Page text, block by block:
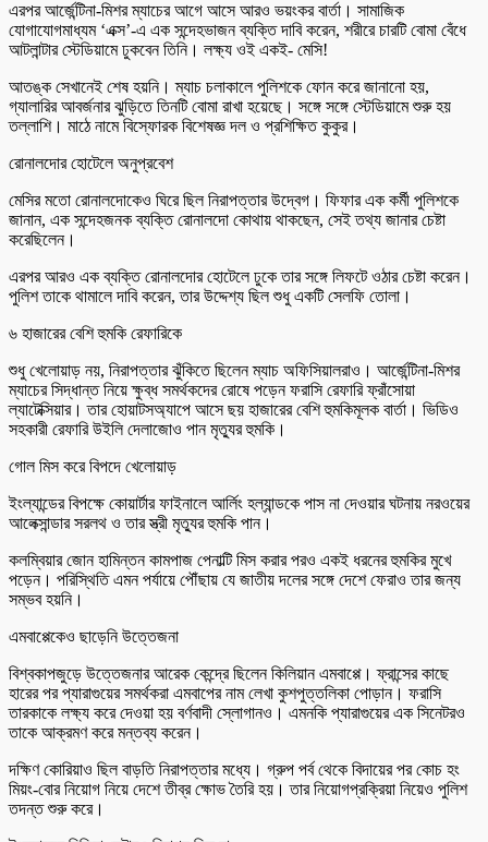
এরপর আর্জেন্টিনা-মিশর ম্যাচের আগে আসে আরও ভয়ংকর বার্তা। সামাজিক
যোগাযোগমাধ্যম ‘এক্স’-এ এক সন্দেহভাজন ব্যক্তি দাবি করেন, শরীরে চারটি বোমা বেঁধে
আটলান্টার স্টেডিয়ামে ঢুকবেন তিনি। লক্ষ্য ওই একই- মেসি!
আতঙ্ক সেখানেই শেষ হয়নি। ম্যাচ চলাকালে পুলিশকে ফোন করে জানানো হয়,
গ্যালারির আবর্জনার ঝুড়িতে তিনটি বোমা রাখা হয়েছে। সঙ্গে সঙ্গে স্টেডিয়ামে শুরু হয়
তল্লাশি। মাঠে নামে বিস্ফোরক বিশেষজ্ঞ দল ও প্রশিক্ষিত কুকুর।
রোনালদোর হোটেলে অনুপ্রবেশ
মেসির মতো রোনালদোকেও ঘিরে ছিল নিরাপত্তার উদ্বেগ। ফিফার এক কর্মী পুলিশকে
জানান, এক সন্দেহজনক ব্যক্তি রোনালদো কোথায় থাকছেন, সেই তথ্য জানার চেষ্টা
করেছিলেন।
এরপর আরও এক ব্যক্তি রোনালদোর হোটেলে ঢুকে তার সঙ্গে লিফটে ওঠার চেষ্টা করেন।
পুলিশ তাকে থামালে দাবি করেন, তার উদ্দেশ্য ছিল শুধু একটি সেলফি তোলা।
৬ হাজারের বেশি হুমকি রেফারিকে
শুধু খেলোয়াড় নয়, নিরাপত্তার ঝুঁকিতে ছিলেন ম্যাচ অফিসিয়ালরাও। আর্জেন্টিনা-মিশর
ম্যাচের সিদ্ধান্ত নিয়ে ক্ষুব্ধ সমর্থকদের রোষে পড়েন ফরাসি রেফারি ফ্রাঁসোয়া
ল্যাটেক্সিয়ার। তার হোয়াটসঅ্যাপে আসে ছয় হাজারের বেশি হুমকিমূলক বার্তা। ভিডিও
সহকারী রেফারি উইলি দেলাজোও পান মৃত্যুর হুমকি।
গোল মিস করে বিপদে খেলোয়াড়
ইংল্যান্ডের বিপক্ষে কোয়ার্টার ফাইনালে আর্লিং হল্যান্ডকে পাস না দেওয়ার ঘটনায় নরওয়ের
আলেক্সান্ডার সরলথ ও তার স্ত্রী মৃত্যুর হুমকি পান।
কলম্বিয়ার জোন হামিন্তন কামপাজ পেনাল্টি মিস করার পরও একই ধরনের হুমকির মুখে
পড়েন। পরিস্থিতি এমন পর্যায়ে পৌঁছায় যে জাতীয় দলের সঙ্গে দেশে ফেরাও তার জন্য
সম্ভব হয়নি।
এমবাপ্পেকেও ছাড়েনি উত্তেজনা
বিশ্বকাপজুড়ে উত্তেজনার আরেক কেন্দ্রে ছিলেন কিলিয়ান এমবাপ্পে। ফ্রান্সের কাছে
হারের পর প্যারাগুয়ের সমর্থকরা এমবাপের নাম লেখা কুশপুত্তলিকা পোড়ান। ফরাসি
তারকাকে লক্ষ্য করে দেওয়া হয় বর্ণবাদী স্লোগানও। এমনকি প্যারাগুয়ের এক সিনেটরও
তাকে আক্রমণ করে মন্তব্য করেন।
দক্ষিণ কোরিয়াও ছিল বাড়তি নিরাপত্তার মধ্যে। গ্রুপ পর্ব থেকে বিদায়ের পর কোচ হং
মিয়ং-বোর নিয়োগ নিয়ে দেশে তীব্র ক্ষোভ তৈরি হয়। তার নিয়োগপ্রক্রিয়া নিয়েও পুলিশ
তদন্ত শুরু করে।